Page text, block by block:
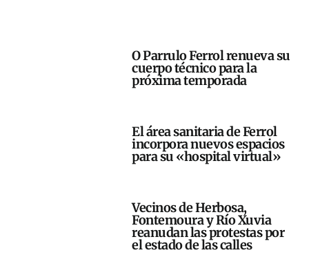
O Parrulo Ferrol renueva su
cuerpo técnico para la
próxima temporada
El área sanitaria de Ferrol
incorpora nuevos espacios
para su «hospital virtual»
Vecinos de Herbosa,
Fontemoura y Río Xuvia
reanudan las protestas por
el estado de las calles